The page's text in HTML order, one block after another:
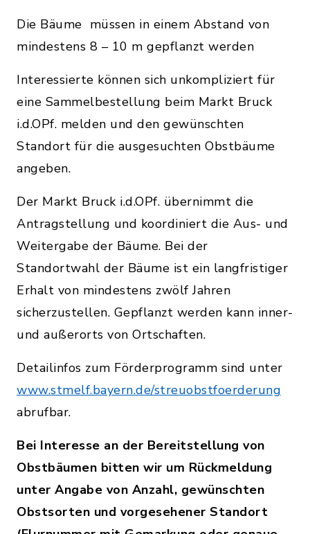
Die Bäume müssen in einem Abstand von
mindestens 8 – 10 m gepflanzt werden
Interessierte können sich unkompliziert für
eine Sammelbestellung beim Markt Bruck
i.d.OPf. melden und den gewünschten
Standort für die ausgesuchten Obstbäume
angeben.
Der Markt Bruck i.d.OPf. übernimmt die
Antragstellung und koordiniert die Aus- und
Weitergabe der Bäume. Bei der
Standortwahl der Bäume ist ein langfristiger
Erhalt von mindestens zwölf Jahren
sicherzustellen. Gepflanzt werden kann inner-
und außerorts von Ortschaften.
Detailinfos zum Förderprogramm sind unter
www.stmelf.bayern.de/streuobstfoerderung
abrufbar.
Bei Interesse an der Bereitstellung von
Obstbäumen bitten wir um Rückmeldung
unter Angabe von Anzahl, gewünschten
Obstsorten und vorgesehener Standort